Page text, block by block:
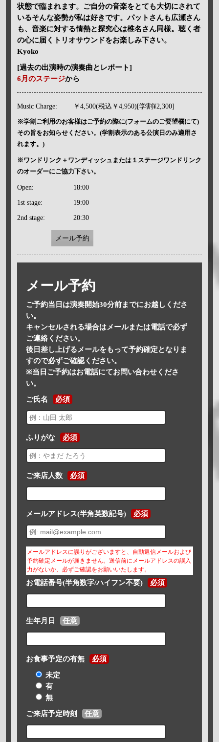
状態で臨まれます。ご自分の音楽をとても大切にされて
いるそんな姿勢が私は好きです。パットさんも広瀬さん
も、音楽に対する情熱と探究心は椎名さん同様。聴く者
の心に届くトリオサウンドをお楽しみ下さい。
Kyoko
[過去の出演時の演奏曲とレポート]
6月のステージから
Music Charge: ￥4,500(税込￥4,950)[学割¥2,300]
※学割ご利用のお客様はご予約の際に(フォームのご要望欄にて)
その旨をお知らせください。(学割表示のある公演日のみ適用さ
れます。)
※ワンドリンク＋ワンディッシュまたは１ステージワンドリンク
のオーダーにご協力下さい。
Open: 18:00
1st stage: 19:00
2nd stage: 20:30
メール予約
メール予約
ご予約当日は演奏開始30分前までにお越しくださ
い。
キャンセルされる場合はメールまたは電話で必ず
ご連絡ください。
後日差し上げるメールをもって予約確定となりま
すので必ずご確認ください。
※当日ご予約はお電話にてお問い合わせくださ
い。
ご氏名 必須
ふりがな 必須
ご来店人数 必須
メールアドレス(半角英数記号) 必須
メールアドレスに誤りがございますと、自動返信メールおよび
予約確定メールが届きません。送信前にメールアドレスの誤入
力がないか、必ずご確認をお願いいたします。
お電話番号(半角数字/ハイフン不要) 必須
生年月日 任意
お食事予定の有無 必須
未定
有
無
ご来店予定時刻 任意